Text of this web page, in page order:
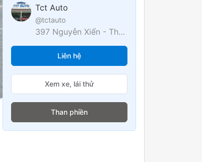
Tct Auto
@tctauto
397 Nguyễn Xiển - Thanh Xuân
Liên hệ
Xem xe, lái thử
Than phiền